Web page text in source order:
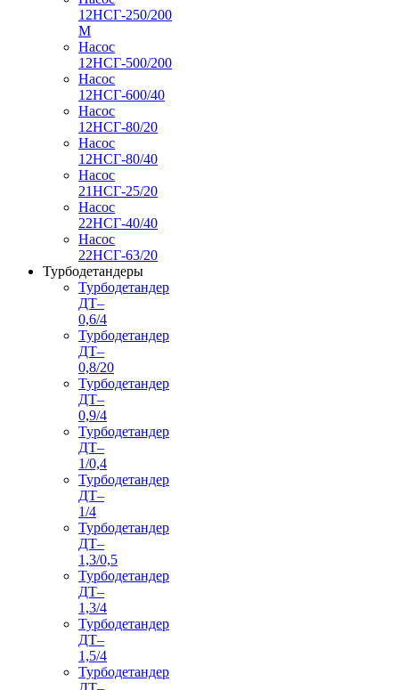
12НСГ-250/200
М
Насос
12НСГ-500/200
Насос
12НСГ-600/40
Насос
12НСГ-80/20
Насос
12НСГ-80/40
Насос
21НСГ-25/20
Насос
22НСГ-40/40
Насос
22НСГ-63/20
Турбодетандеры
Турбодетандер
ДТ–
0,6/4
Турбодетандер
ДТ–
0,8/20
Турбодетандер
ДТ–
0,9/4
Турбодетандер
ДТ–
1/0,4
Турбодетандер
ДТ–
1/4
Турбодетандер
ДТ–
1,3/0,5
Турбодетандер
ДТ–
1,3/4
Турбодетандер
ДТ–
1,5/4
Турбодетандер